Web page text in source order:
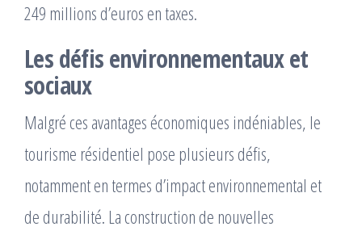
249 millions d’euros en taxes.
Les défis environnementaux et
sociaux
Malgré ces avantages économiques indéniables, le
tourisme résidentiel pose plusieurs défis,
notamment en termes d’impact environnemental et
de durabilité. La construction de nouvelles